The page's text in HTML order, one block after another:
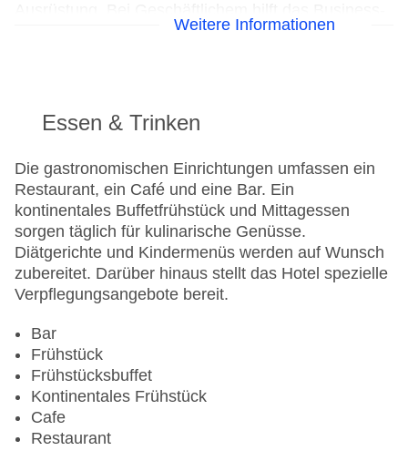
Center gerne weiter und bietet ein Faxgerät an.
Check-in von: 18:00:00
Check-out bis: 11:00:00
Garage
Garten: ohne Gebühr
Hotelsafe
WLAN/WiFi im Hotel
Lift
Minimarkt
Anzahl der Konferenzräume: 1
Zimmerservice
Sonnenterrasse
Gesamtanzahl der Zimmer: 95
Zahlungsarten: EC Maestro, Mastercard, Visa
Landeskategorie: 3 Sterne
Weitere Informationen
Essen & Trinken
Die gastronomischen Einrichtungen umfassen ein
Restaurant, ein Café und eine Bar. Ein
kontinentales Buffetfrühstück und Mittagessen
sorgen täglich für kulinarische Genüsse.
Diätgerichte und Kindermenüs werden auf Wunsch
zubereitet. Darüber hinaus stellt das Hotel spezielle
Verpflegungsangebote bereit.
Bar
Frühstück
Frühstücksbuffet
Kontinentales Frühstück
Cafe
Restaurant